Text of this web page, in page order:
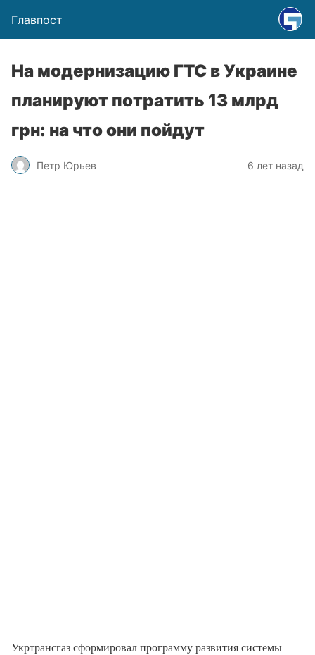
Главпост
На модернизацию ГТС в Украине
планируют потратить 13 млрд
грн: на что они пойдут
Петр Юрьев 6 лет назад
Укртрансгаз сформировал программу развития системы